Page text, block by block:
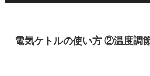
電気ケトルの使い方 ②温度調